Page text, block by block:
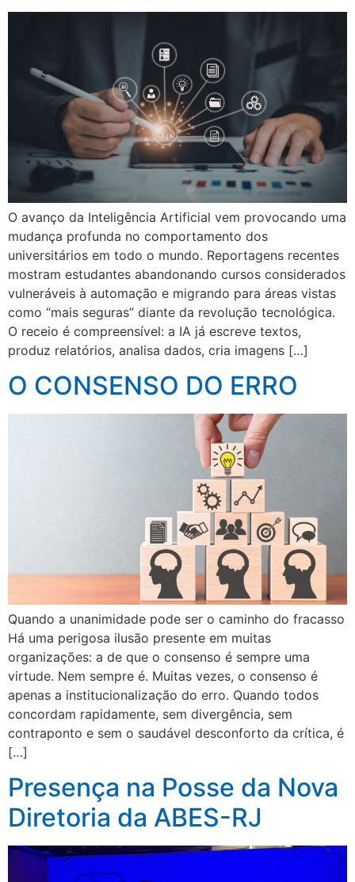
O avanço da Inteligência Artificial vem provocando uma
mudança profunda no comportamento dos
universitários em todo o mundo. Reportagens recentes
mostram estudantes abandonando cursos considerados
vulneráveis à automação e migrando para áreas vistas
como “mais seguras” diante da revolução tecnológica.
O receio é compreensível: a IA já escreve textos,
produz relatórios, analisa dados, cria imagens […]
O CONSENSO DO ERRO
Quando a unanimidade pode ser o caminho do fracasso
Há uma perigosa ilusão presente em muitas
organizações: a de que o consenso é sempre uma
virtude. Nem sempre é. Muitas vezes, o consenso é
apenas a institucionalização do erro. Quando todos
concordam rapidamente, sem divergência, sem
contraponto e sem o saudável desconforto da crítica, é
[…]
Presença na Posse da Nova
Diretoria da ABES-RJ